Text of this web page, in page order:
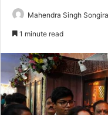
Mahendra Singh Songira
1 minute read